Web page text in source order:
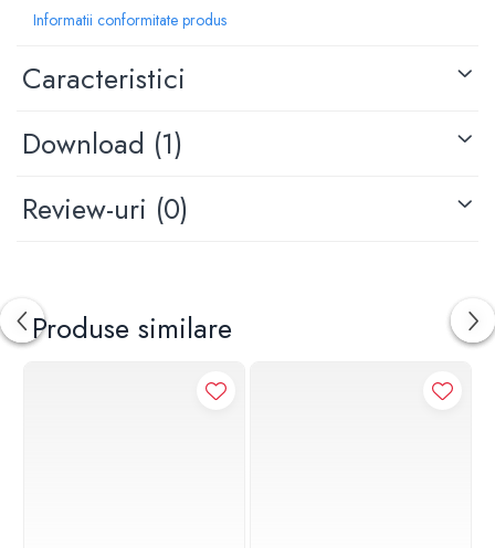
Latime: 150 mm
Orificii pentru montare: 2
Informatii conformitate produs
Caracteristici
Download (1)
Review-uri (0)
Produse similare